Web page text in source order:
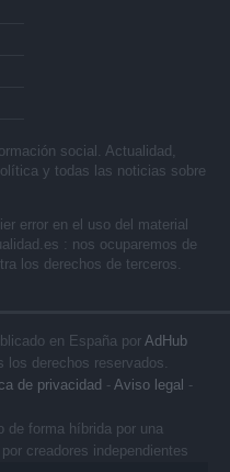
social. Actualidad,
y todas las noticias sobre
error en el uso del material
: nos ocuparemos de
los derechos de terceros.
en España por AdHub
los derechos reservados.
de privacidad - Aviso legal -
de forma híbrida por una
creadores independientes